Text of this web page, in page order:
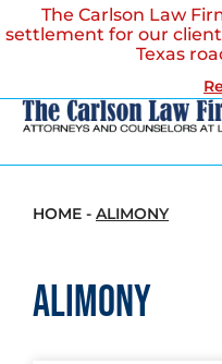
The Carlson Law
settlement for our
Texas
HOME - ALIMONY
Alimony